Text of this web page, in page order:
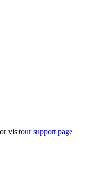
or visitour support page